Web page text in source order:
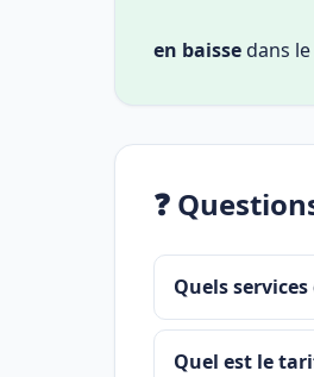
en baissedans
❓
Quels
Quel est le